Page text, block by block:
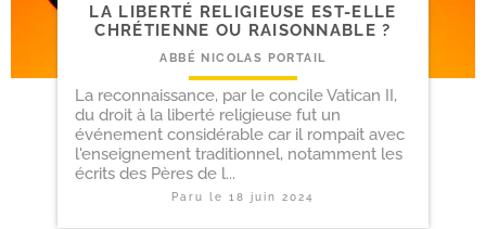
LA LIBERTÉ RELIGIEUSE EST-​ELLE
CHRÉTIENNE OU RAISONNABLE ?
ABBÉ NICOLAS PORTAIL
La reconnaissance, par le concile Vatican II,
du droit à la liberté religieuse fut un
événement considérable car il rompait avec
l'enseignement traditionnel, notamment les
écrits des Pères de l...
Paru le 18 juin 2024